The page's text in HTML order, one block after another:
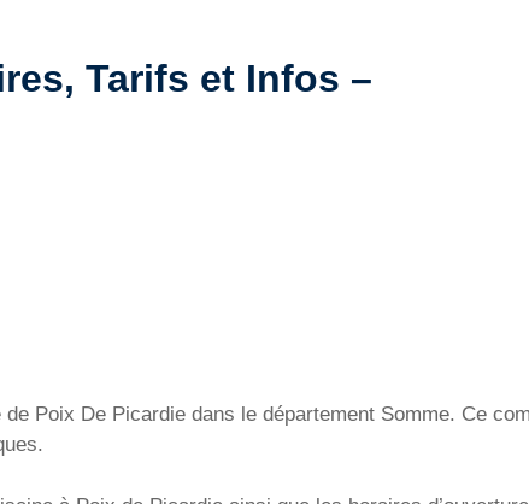
Tarifs et Infos –
Poix De Picardie dans le département Somme. Ce